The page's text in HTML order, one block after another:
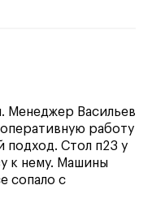
Менеджер Васильев
работу
подход. Стол п23 у
к нему. Машины
сопало с